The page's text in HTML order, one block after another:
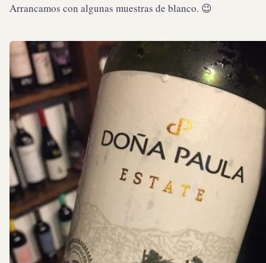
Arrancamos con algunas muestras de blanco. 😉